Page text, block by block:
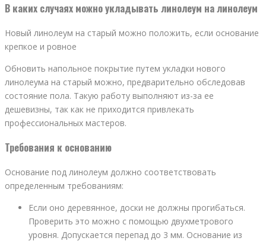
В каких случаях можно укладывать линолеум на линолеум
Новый линолеум на старый можно положить, если основание
крепкое и ровное
Обновить напольное покрытие путем укладки нового
линолеума на старый можно, предварительно обследовав
состояние пола. Такую работу выполняют из-за ее
дешевизны, так как не приходится привлекать
профессиональных мастеров.
Требования к основанию
Основание под линолеум должно соответствовать
определенным требованиям:
Если оно деревянное, доски не должны прогибаться.
Проверить это можно с помощью двухметрового
уровня. Допускается перепад до 3 мм. Основание из